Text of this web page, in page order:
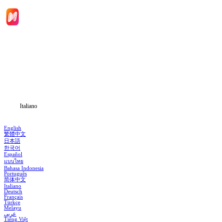
Italiano
English
繁體中文
日本語
한국어
Español
แบบไทย
Bahasa Indonesia
Português
简体中文
Italiano
Deutsch
Français
Türkçe
Melayu
عربي
Tiếng Việt